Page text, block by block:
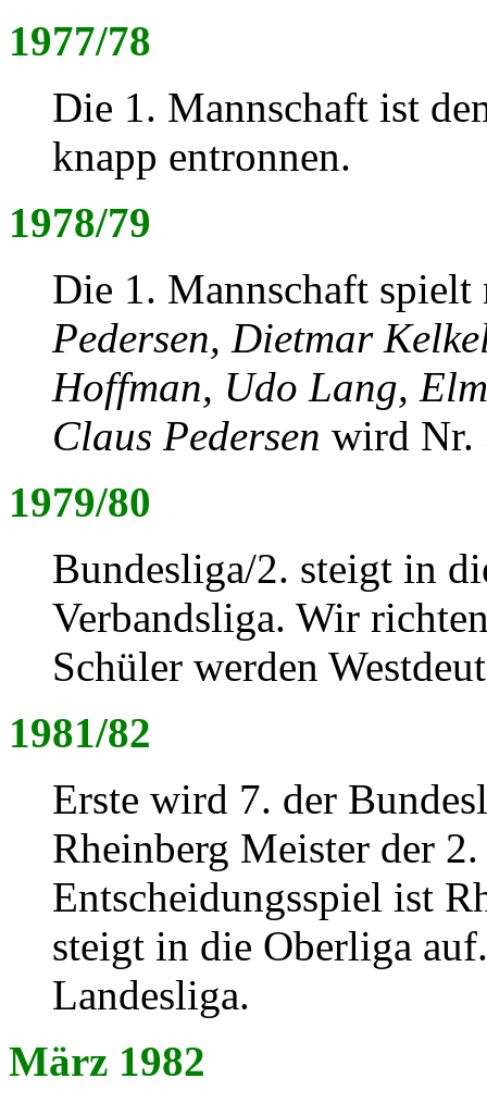
1977/78
Die 1. Mannschaft ist
knapp entronnen.
1978/79
Die 1. Mannschaft
Pedersen, Dietmar
Hoffman, Udo Lang,
Claus Pedersen wird Nr.
1979/80
Bundesliga/2. steigt in
Verbandsliga. Wir
Schüler werden
1981/82
Erste wird 7. der
Rheinberg Meister der
Entscheidungsspiel ist
steigt in die Oberliga
Landesliga.
März 1982